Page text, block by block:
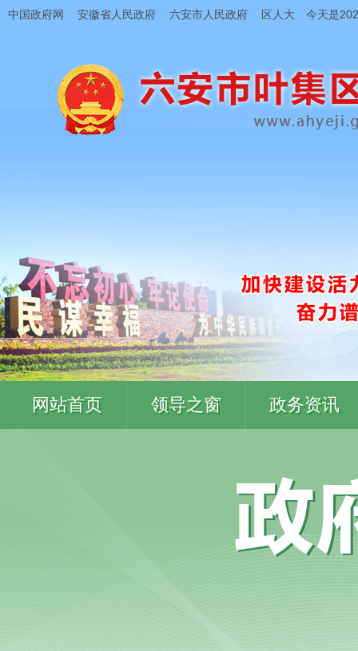
中国政府网 安徽省人民政府 六安市人民政府 区人大 今天是
网站首页 领导之窗 政务资讯